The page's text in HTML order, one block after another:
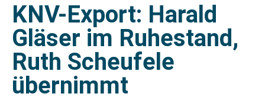
KNV-Export: Harald
Gläser im Ruhestand,
Ruth Scheufele
übernimmt